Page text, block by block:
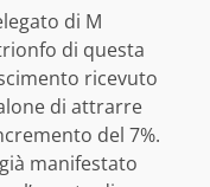
di M
di questa
ricevuto
di attrarre
del 7%.
manifestato